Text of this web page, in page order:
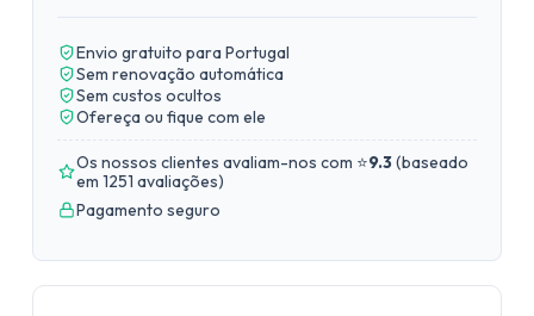
Envio gratuito para Portugal
Sem renovação automática
Sem custos ocultos
Ofereça ou fique com ele
Os nossos clientes avaliam-nos com ⭐9.3(baseado
em 1251 avaliações)
Pagamento seguro